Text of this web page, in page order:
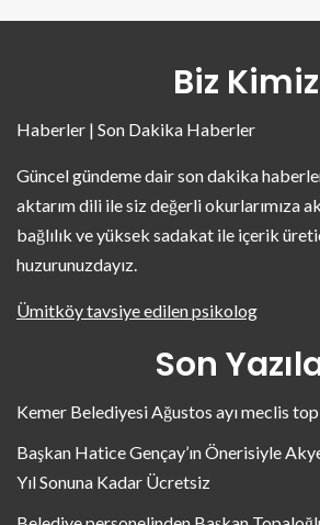
Biz Kimiz
Haberler | Son Dakika Haberler
Güncel gündeme dair son dakika
aktarım dili ile siz değerli okurlarımıza
bağlılık ve yüksek sadakat ile içerik
huzurunuzdayız.
Ümitköy tavsiye edilen psikolog
Son
Kemer Belediyesi Ağustos ayı meclis
Başkan Hatice Gençay’ın Önerisiyle
Yıl Sonuna Kadar Ücretsiz